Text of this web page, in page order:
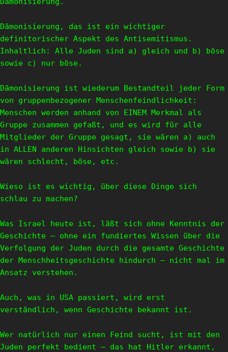
Dämonisierung, das ist ein wichtiger
definitorischer Aspekt des Antisemitismus.
Inhaltlich: Alle Juden sind a) gleich und b) böse
sowie c) nur böse.
Dämonisierung ist wiederum Bestandteil jeder Form
von gruppenbezogener Menschenfeindlichkeit:
Menschen werden anhand von EINEM Merkmal als
Gruppe zusammen gefaßt, und es wird für alle
Mitglieder der Gruppe gesagt, sie wären a) auch
in ALLEN anderen Hinsichten gleich sowie b) sie
wären schlecht, böse, etc.
Wieso ist es wichtig, über diese Dinge sich
schlau zu machen?
Was Israel heute ist, läßt sich ohne Kenntnis der
Geschichte – ohne ein fundiertes Wissen über die
Verfolgung der Juden durch die gesamte Geschichte
der Menschheitsgeschichte hindurch – nicht mal im
Ansatz verstehen.
Auch, was in USA passiert, wird erst
verständlich, wenn Geschichte bekannt ist.
Wer natürlich nur einen Feind sucht, ist mit den
Juden perfekt bedient – das hat Hitler erkannt,